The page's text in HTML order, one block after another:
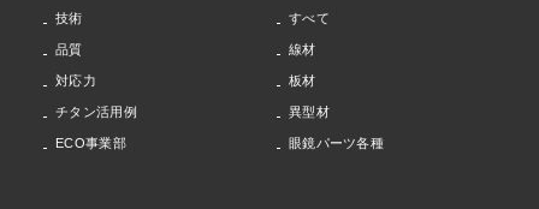
技術
品質
対応力
チタン活用例
ECO事業部
すべて
線材
板材
異型材
眼鏡パーツ各種